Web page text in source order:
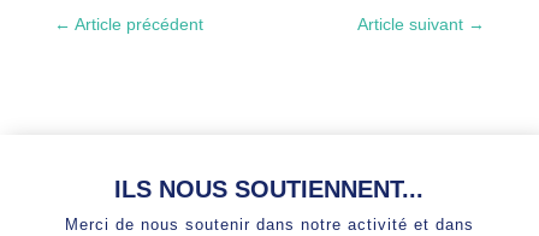
← Article précédent Article suivant →
ILS NOUS SOUTIENNENT...
Merci de nous soutenir dans notre activité et dans